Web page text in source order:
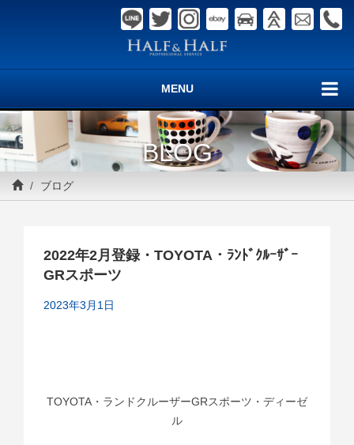
MENU
BLOG
ブログ
2022年2月登録・TOYOTA・ﾗﾝﾄﾞｸﾙｰｻﾞｰ
GRスポーツ
2023年3月1日
TOYOTA・ランドクルーザーGRスポーツ・ディーゼ
ル